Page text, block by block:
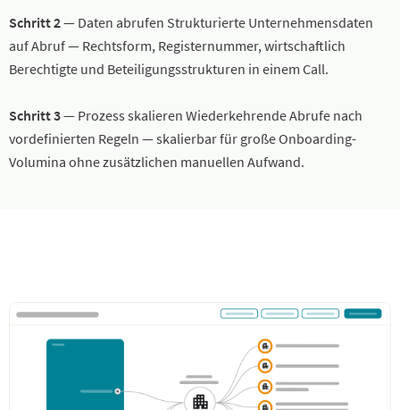
Schritt 2— Daten abrufen Strukturierte Unternehmensdaten
auf Abruf — Rechtsform, Registernummer, wirtschaftlich
Berechtigte und Beteiligungsstrukturen in einem Call.
Schritt 3— Prozess skalieren Wiederkehrende Abrufe nach
vordefinierten Regeln — skalierbar für große Onboarding-
Volumina ohne zusätzlichen manuellen Aufwand.